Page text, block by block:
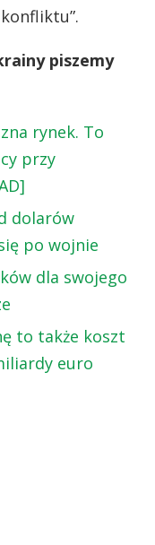
piszemy
rynek. To
przy
dolarów
po wojnie
dla swojego
to także koszt
euro